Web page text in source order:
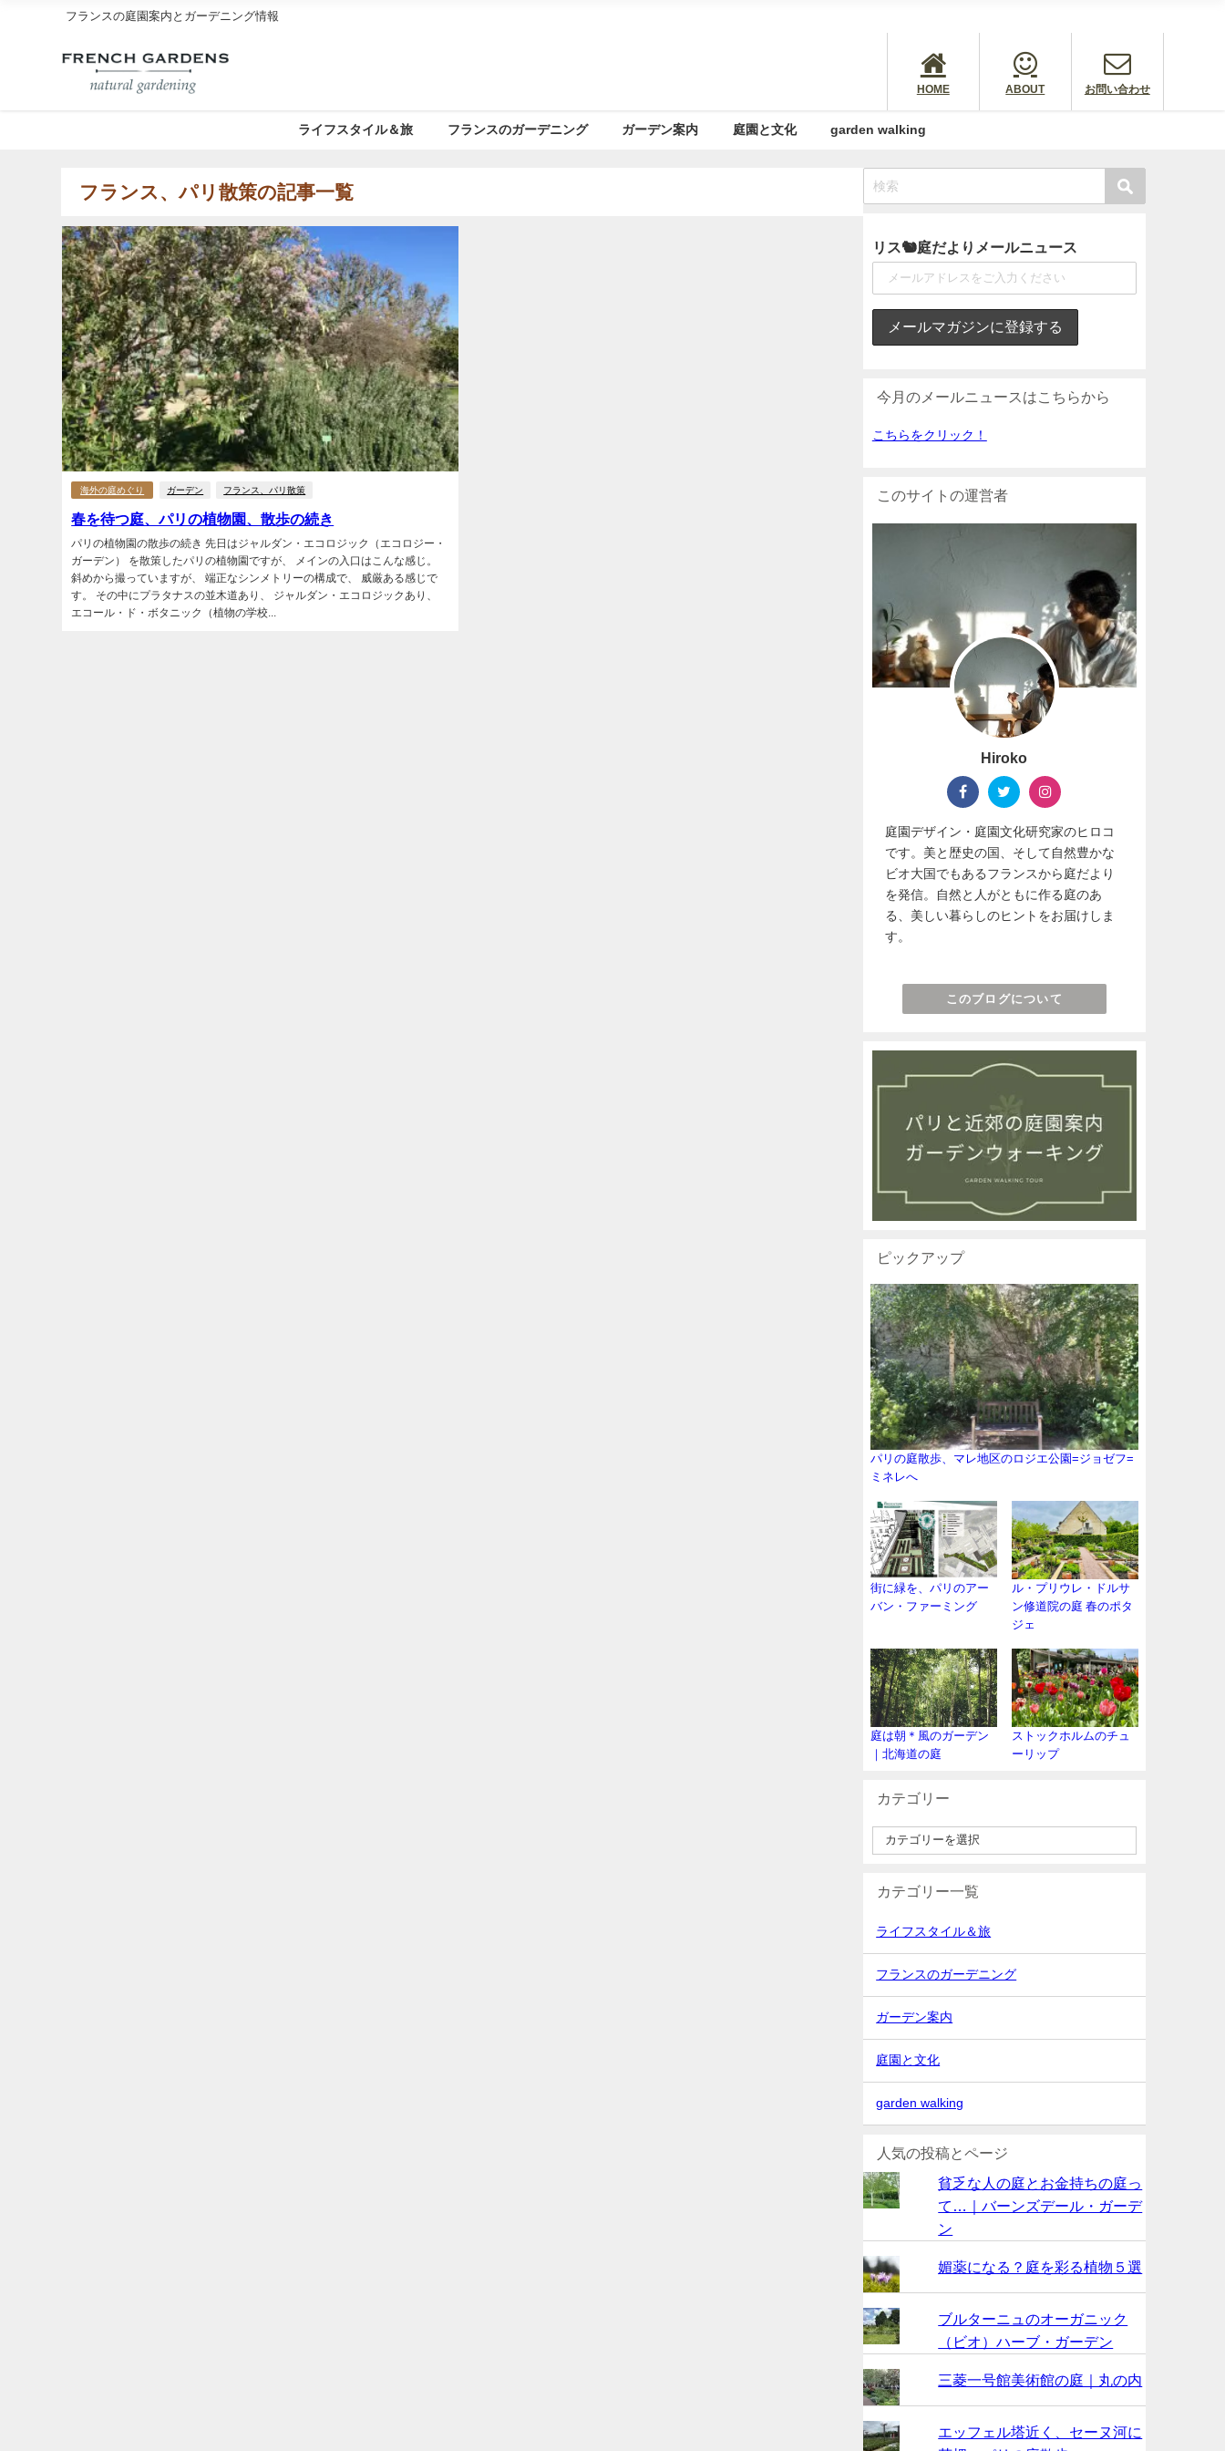
フランスの庭園案内とガーデニング情報
HOME ABOUT お問い合わせ
ライフスタイル＆旅 フランスのガーデニング ガーデン案内 庭園と文化 garden walking
フランス、パリ散策の記事一覧
海外の庭めぐり ガーデン フランス、パリ散策
春を待つ庭、パリの植物園、散歩の続き
パリの植物園の散歩の続き 先日はジャルダン・エコロジック（エコロジー・
ガーデン） を散策したパリの植物園ですが、 メインの入口はこんな感じ。
斜めから撮っていますが、 端正なシンメトリーの構成で、 威厳ある感じで
す。 その中にプラタナスの並木道あり、 ジャルダン・エコロジックあり、
エコール・ド・ボタニック（植物の学校...
リス🐿庭だよりメールニュース
今月のメールニュースはこちらから
こちらをクリック！
このサイトの運営者
Hiroko
庭園デザイン・庭園文化研究家のヒロコ
です。美と歴史の国、そして自然豊かな
ビオ大国でもあるフランスから庭だより
を発信。自然と人がともに作る庭のあ
る、美しい暮らしのヒントをお届けしま
す。
このブログについて
ピックアップ
パリの庭散歩、マレ地区のロジエ公園=ジョゼフ=
ミネレへ
街に緑を、パリのアー
バン・ファーミング
ル・プリウレ・ドルサ
ン修道院の庭 春のポタ
ジェ
庭は朝＊風のガーデン
｜北海道の庭
ストックホルムのチュ
ーリップ
カテゴリー
カテゴリー一覧
ライフスタイル＆旅
フランスのガーデニング
ガーデン案内
庭園と文化
garden walking
人気の投稿とページ
貧乏な人の庭とお金持ちの庭っ
て…｜バーンズデール・ガーデ
ン
媚薬になる？庭を彩る植物５選
ブルターニュのオーガニック
（ビオ）ハーブ・ガーデン
三菱一号館美術館の庭｜丸の内
エッフェル塔近く、セーヌ河に